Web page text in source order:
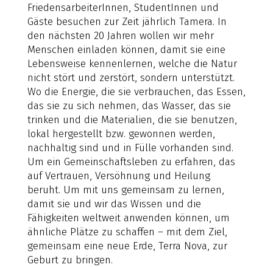
FriedensarbeiterInnen, StudentInnen und
Gäste besuchen zur Zeit jährlich Tamera. In
den nächsten 20 Jahren wollen wir mehr
Menschen einladen können, damit sie eine
Lebensweise kennenlernen, welche die Natur
nicht stört und zerstört, sondern unterstützt.
Wo die Energie, die sie verbrauchen, das Essen,
das sie zu sich nehmen, das Wasser, das sie
trinken und die Materialien, die sie benutzen,
lokal hergestellt bzw. gewonnen werden,
nachhaltig sind und in Fülle vorhanden sind.
Um ein Gemeinschaftsleben zu erfahren, das
auf Vertrauen, Versöhnung und Heilung
beruht. Um mit uns gemeinsam zu lernen,
damit sie und wir das Wissen und die
Fähigkeiten weltweit anwenden können, um
ähnliche Plätze zu schaffen – mit dem Ziel,
gemeinsam eine neue Erde, Terra Nova, zur
Geburt zu bringen.